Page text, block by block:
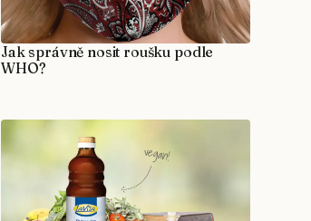
Jak správně nosit roušku podle
WHO?